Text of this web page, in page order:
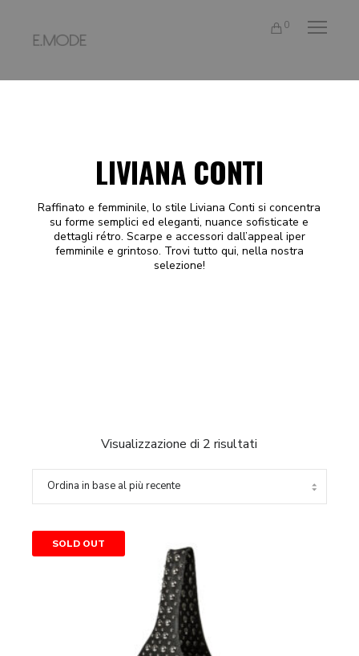
0
LIVIANA CONTI
Raffinato e femminile, lo stile Liviana Conti si concentra
su forme semplici ed eleganti, nuance sofisticate e
dettagli rétro. Scarpe e accessori dall’appeal iper
femminile e grintoso. Trovi tutto qui, nella nostra
selezione!
Visualizzazione di 2 risultati
in
Borsa
secchiello
SALE - 50%
SOLD OUT